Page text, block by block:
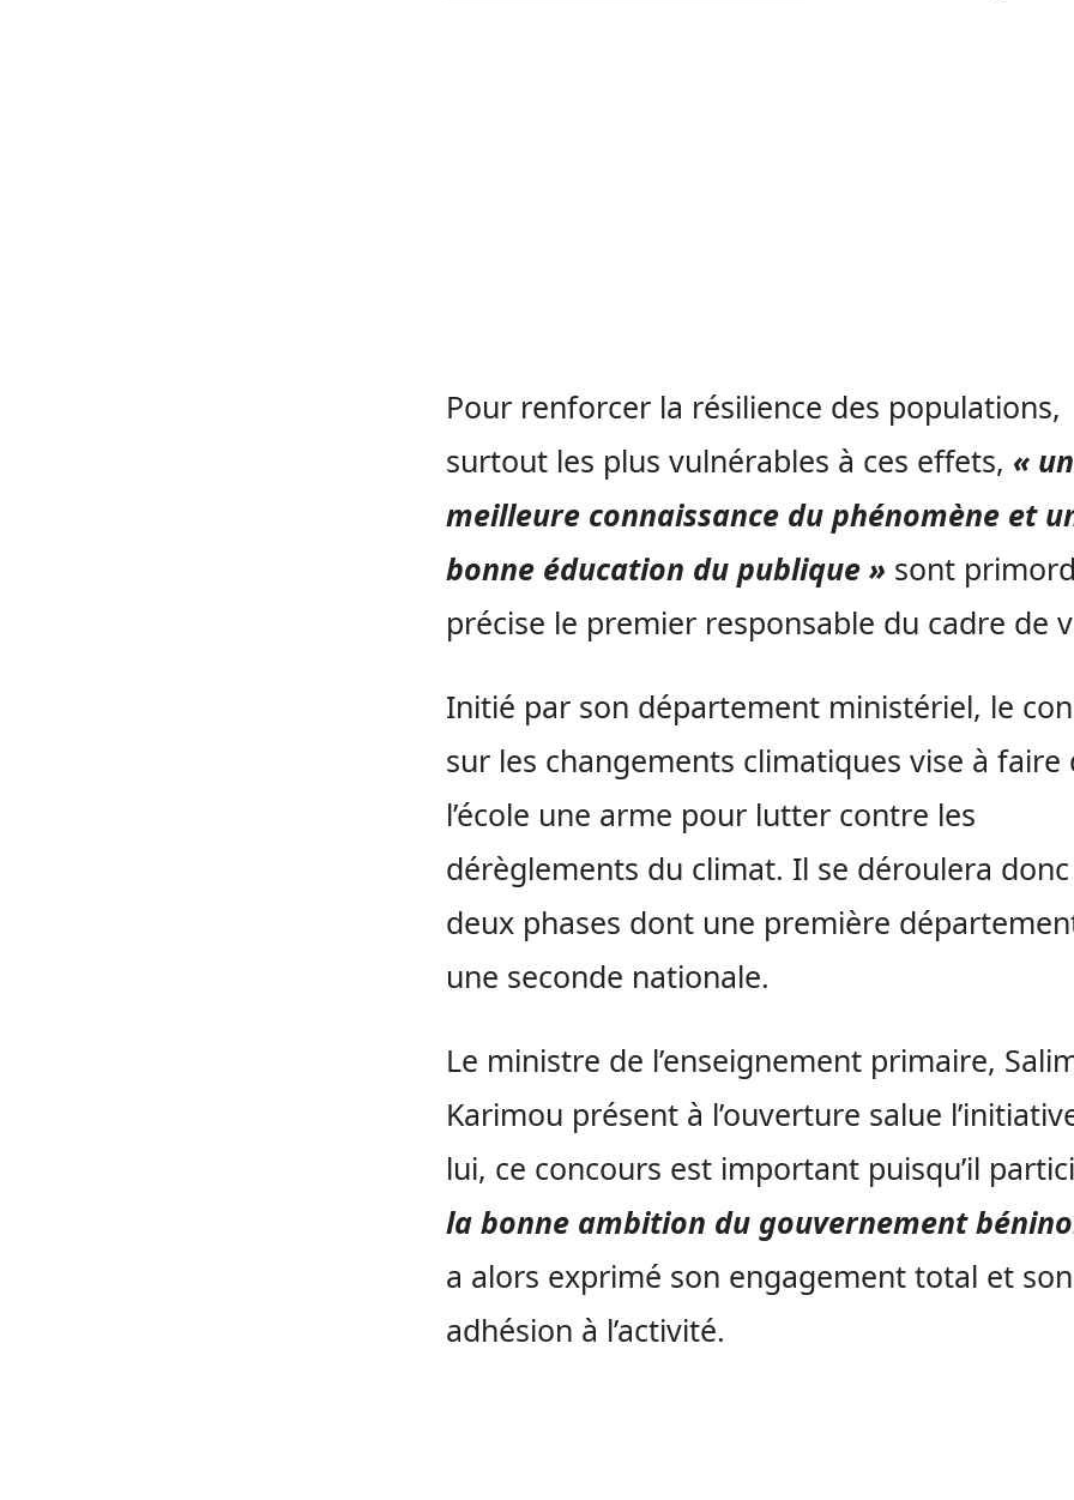
Pour renforcer la résilience des populations,
surtout les plus vulnérables à ces effets, «
meilleure connaissance du phénomène et
bonne éducation du publique » sont
précise le premier responsable du cadre de
Initié par son département ministériel, le
sur les changements climatiques vise à faire
l’école une arme pour lutter contre les
dérèglements du climat. Il se déroulera
deux phases dont une première
une seconde nationale.
Le ministre de l’enseignement primaire,
Karimou présent à l’ouverture salue
lui, ce concours est important puisqu’il
la bonne ambition du gouvernement
a alors exprimé son engagement total et son
adhésion à l’activité.